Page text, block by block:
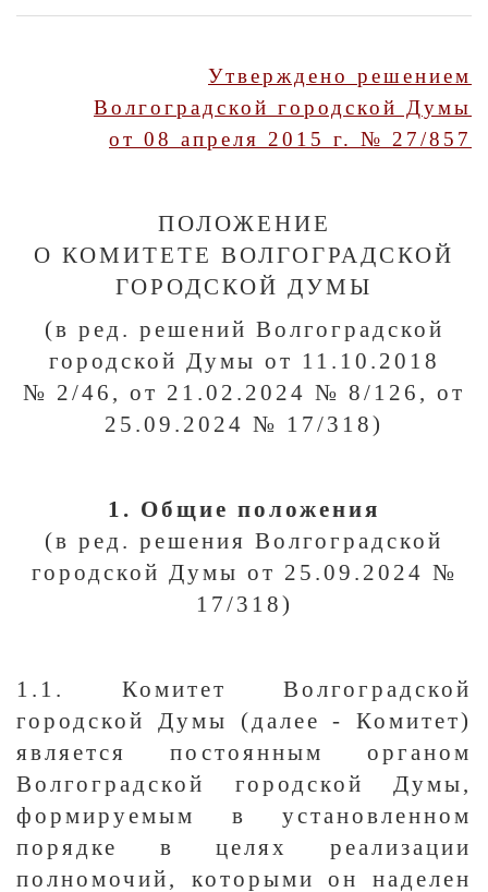
Утверждено решением
Волгоградской городской Думы
от 08 апреля 2015 г. № 27/857
ПОЛОЖЕНИЕ
О КОМИТЕТE ВОЛГОГРАДСКОЙ
ГОРОДСКОЙ ДУМЫ
(в ред. решений Волгоградской
городской Думы от 11.10.2018
№ 2/46, от 21.02.2024 № 8/126, от
25.09.2024 № 17/318)
1. Общие положения
(в ред. решения Волгоградской
городской Думы от 25.09.2024 №
17/318)
1.1. Комитет Волгоградской
городской Думы (далее - Комитет)
является постоянным органом
Волгоградской городской Думы,
формируемым в установленном
порядке в целях реализации
полномочий, которыми он наделен